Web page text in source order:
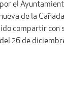
el
de la
compartir
26 de